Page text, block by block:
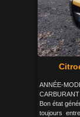
ANNÉE-
Bon état
toujours